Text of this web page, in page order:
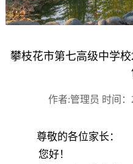
攀枝花市第七高级中学
作者:管理员 时间：
尊敬的各位家长：
您好！